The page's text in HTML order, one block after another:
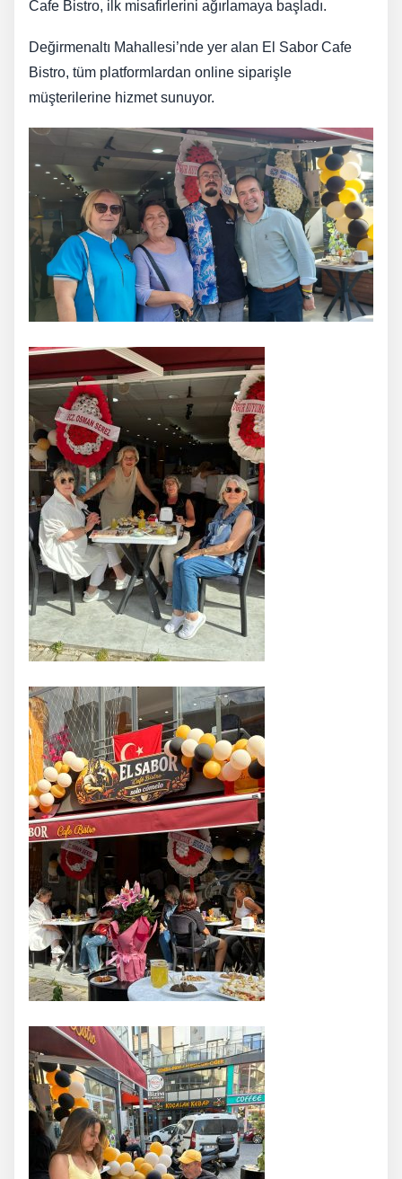
Cafe Bistro, ilk misafirlerini ağırlamaya başladı.
Değirmenaltı Mahallesi’nde yer alan El Sabor Cafe
Bistro, tüm platformlardan online siparişle
müşterilerine hizmet sunuyor.